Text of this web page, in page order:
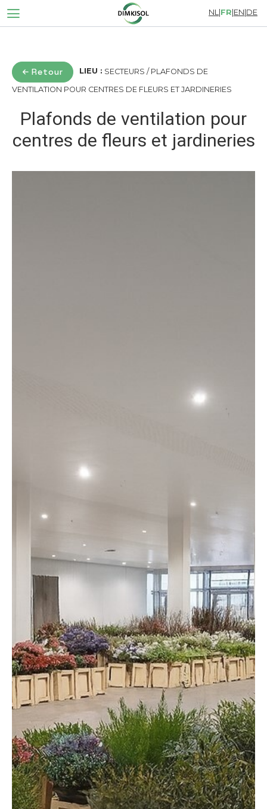
NL |FR|EN|DE
Retour LIEU : SECTEURS / PLAFONDS DE
VENTILATION POUR CENTRES DE FLEURS ET JARDINERIES
Plafonds de ventilation pour
centres de fleurs et jardineries